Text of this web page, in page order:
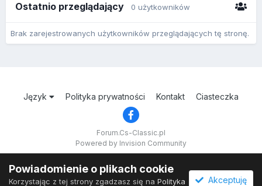
Ostatnio przeglądający 0 użytkowników
Brak zarejestrowanych użytkowników przeglądających tę stronę.
Język Polityka prywatności Kontakt Ciasteczka
Forum.Cs-Classic.pl
Powered by Invision Community
Powiadomienie o plikach cookie
Korzystając z tej strony zgadzasz się na Polityka Akceptuję